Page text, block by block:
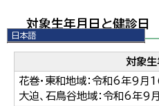
日本語
한국어
简体中文
繁體中文
対象生年月日と健診日
対象生
花巻・東和地域：令和6年9
大迫、石鳥谷地域：令和6年